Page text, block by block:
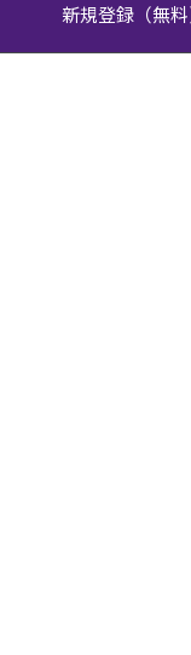
新規登録（無料